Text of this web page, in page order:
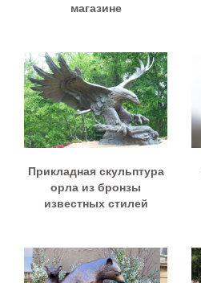
магазине
Прикладная скульптура
орла из бронзы
известных стилей